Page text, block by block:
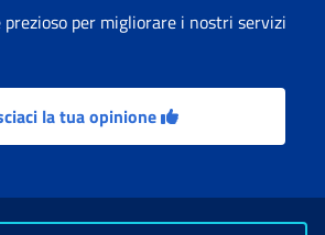
per migliorare i nostri servizi
la tua opinione